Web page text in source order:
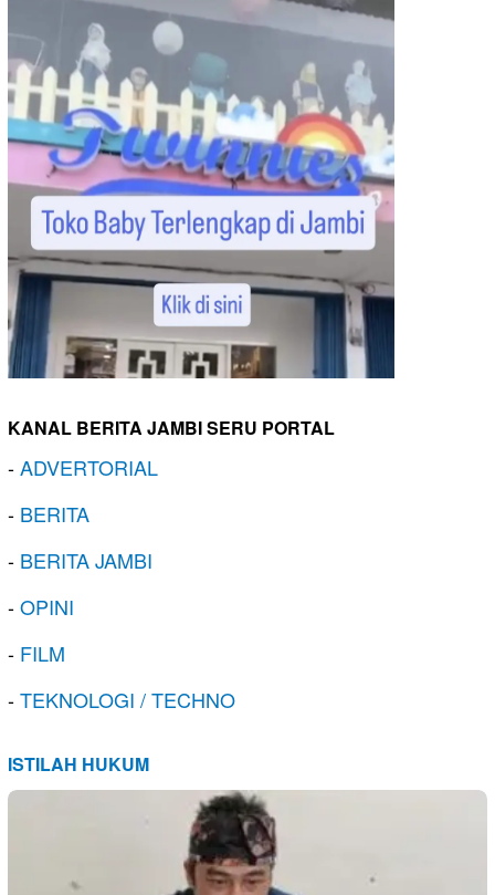
KANAL BERITA JAMBI SERU PORTAL
-ADVERTORIAL
- BERITA
- BERITA JAMBI
-OPINI
- FILM
-TEKNOLOGI / TECHNO
ISTILAH HUKUM